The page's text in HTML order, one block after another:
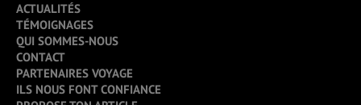
ACTUALITÉS
TÉMOIGNAGES
QUI SOMMES-NOUS
CONTACT
PARTENAIRES VOYAGE
ILS NOUS FONT CONFIANCE